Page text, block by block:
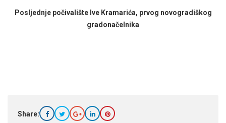
Posljednje počivalište Ive Kramarića, prvog novogradiškog
gradonačelnika
Share: